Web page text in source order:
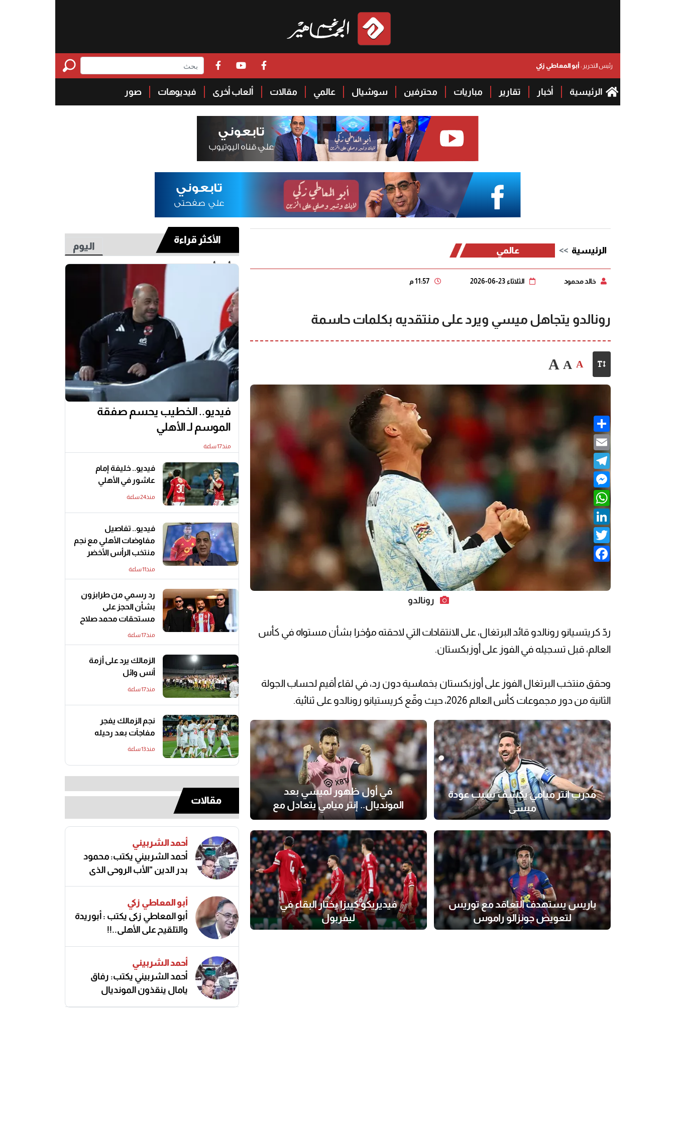
رئيس التحرير :أبو المعاطي زكي
الرئيسية أخبار تقارير مباريات محترفين سوشيال عالمي مقالات ألعاب أخرى فيديوهات صور
الرئيسية عالمي
خالد محمود الثلاثاء 23-06-2026 11:57 م
رونالدو يتجاهل ميسي ويرد على منتقديه بكلمات حاسمة
A
A
A
Share
Email
Telegram
Messenger
WhatsApp
LinkedIn
Twitter
Facebook
رونالدو
ردّ كريتسيانو رونالدو قائد البرتغال، على الانتقادات التي لاحقته مؤخرا بشأن مستواه في كأس
العالم، قبل تسجيله في الفوز على أوزبكستان.
وحقق منتخب البرتغال الفوز على أوزبكستان بخماسية دون رد، في لقاء أقيم لحساب الجولة
الثانية من دور مجموعات كأس العالم 2026، حيث وقّع كريستيانو رونالدو على ثنائية.
مدرب انتر ميامي يكشف سبب عودة
ميسي
في أول ظهور لميسي بعد
المونديال.. إنتر ميامي يتعادل مع
كولومبوس كرو
باريس يستهدف التعاقد مع توريس
لتعويض جونزالو راموس
فيديريكو كييزا يختار البقاء في
ليفربول
الأكثر قراءة
اليوم
فيديو.. الخطيب يحسم صفقة
الموسم لـ الأهلي
منذ17 ساعة
فيديو.. خليفة إمام
عاشور في الأهلي
منذ24 ساعة
فيديو.. تفاصيل
مفاوضات الأهلي مع نجم
منتخب الرأس الأخضر
منذ11 ساعة
رد رسمي من طرابزون
بشأن الحجز على
مستحقات محمد صلاح
منذ17 ساعة
الزمالك يرد على أزمة
أنس وائل
منذ17 ساعة
نجم الزمالك يفجر
مفاجآت بعد رحيله
منذ13 ساعة
مقالات
أحمد الشربيني
أحمد الشربيني يكتب: محمود
بدر الدين "الأب الروحي الذي
أبو المعاطي زكي
أبو المعاطي زكى يكتب : أبوريدة
والتلقيح على الأهلى..!!
أحمد الشربيني
أحمد الشربيني يكتب: رفاق
يامال ينقذون المونديال